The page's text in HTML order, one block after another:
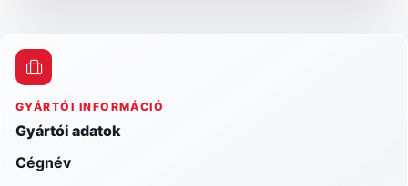
GYÁRTÓI INFORMÁCIÓ
Gyártói adatok
Cégnév